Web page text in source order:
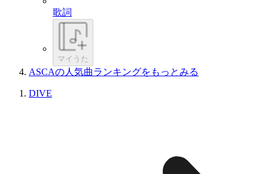
歌詞
マイうた
ASCAの人気曲ランキングをもっとみる
DIVE